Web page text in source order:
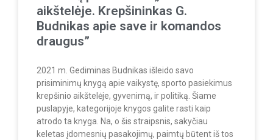
aikštelėje. Krepšininkas G.
Budnikas apie save ir komandos
draugus”
2021 m. Gediminas Budnikas išleido savo
prisiminimų knygą apie vaikystę, sporto pasiekimus
krepšinio aikštelėje, gyvenimą, ir politiką. Šiame
puslapyje, kategorijoje knygos galite rasti kaip
atrodo ta knyga. Na, o šis straipsnis, sakyčiau
keletas įdomesnių pasakojimų, paimtų būtent iš tos